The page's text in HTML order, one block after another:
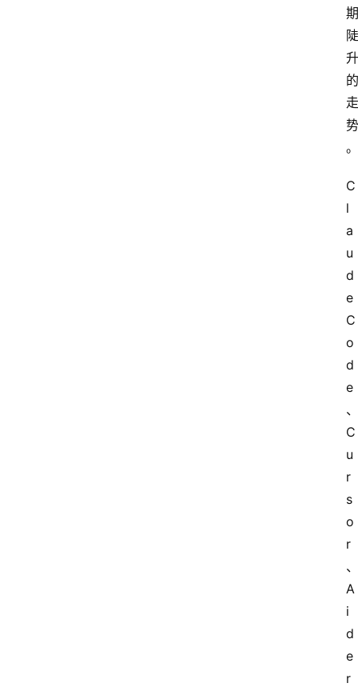
期
陡
升
的
走
势
。
C
l
a
u
d
e
C
o
d
e
、
C
u
r
s
o
r
、
A
i
d
e
r